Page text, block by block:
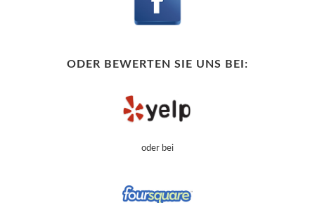
ODER BEWERTEN SIE UNS BEI:
oder bei